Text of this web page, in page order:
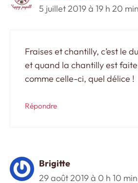
5 juillet 2019 à 19 h 20 min
Fraises et chantilly, c’est le
et quand la chantilly est
comme celle-ci, quel délice !
Répondre
Brigitte
29 août 2019 à 0 h 10 min